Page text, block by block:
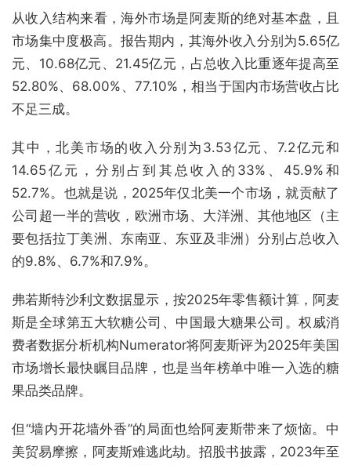
从收入结构来看，海外市场是阿麦斯的绝对基本盘，且
市场集中度极高。报告期内，其海外收入分别为5.65亿
元、10.68亿元、21.45亿元，占总收入比重逐年提高至
52.80%、68.00%、77.10%，相当于国内市场营收占比
不足三成。
其中，北美市场的收入分别为3.53亿元、7.2亿元和
14.65亿元，分别占到其总收入的33%、45.9%和
52.7%。也就是说，2025年仅北美一个市场，就贡献了
公司超一半的营收，欧洲市场、大洋洲、其他地区（主
要包括拉丁美洲、东南亚、东亚及非洲）分别占总收入
的9.8%、6.7%和7.9%。
弗若斯特沙利文数据显示，按2025年零售额计算，阿麦
斯是全球第五大软糖公司、中国最大糖果公司。权威消
费者数据分析机构Numerator将阿麦斯评为2025年美国
市场增长最快瞩目品牌，也是当年榜单中唯一入选的糖
果品类品牌。
但“墙内开花墙外香”的局面也给阿麦斯带来了烦恼。中
美贸易摩擦，阿麦斯难逃此劫。招股书披露，2023年至